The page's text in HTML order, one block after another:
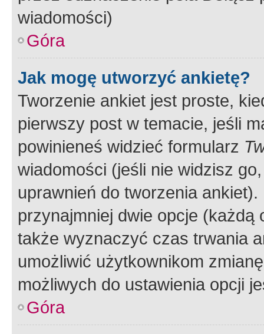
wiadomości)
Góra
Jak mogę utworzyć ankietę?
Tworzenie ankiet jest proste,
pierwszy post w temacie, jeśli
powinieneś widzieć formularz
wiadomości (jeśli nie widzisz
uprawnień do tworzenia
przynajmniej dwie opcje
także wyznaczyć czas trwania
umożliwić użytkownikom
możliwych do ustawienia opcji
Góra